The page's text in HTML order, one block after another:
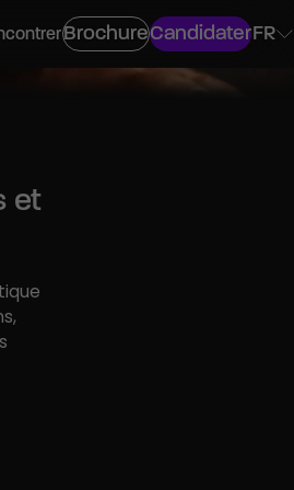
BrochureCandidaterFR
et